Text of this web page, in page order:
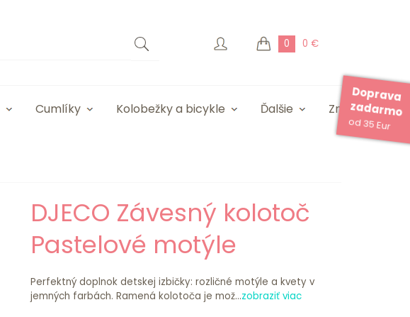
0 0 €
Doprava
zadarmo
od 35 Eur
Cumlíky Kolobežky a bicykle Ďalšie Značky
DJECO Závesný kolotoč
Pastelové motýle
Perfektný doplnok detskej izbičky: rozličné motýle a kvety v
jemných farbách. Ramená kolotoča je mož...zobraziť viac